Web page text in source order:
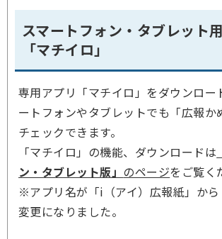
スマートフォン・タブレット
「マチイロ」
専用アプリ「マチイロ」をダウンロー
ートフォンやタブレットでも「広報か
チェックできます。
「マチイロ」の機能、ダウンロードは
ン・タブレット版」 のページをご覧く
※アプリ名が「i（アイ）広報紙」か
変更になりました。